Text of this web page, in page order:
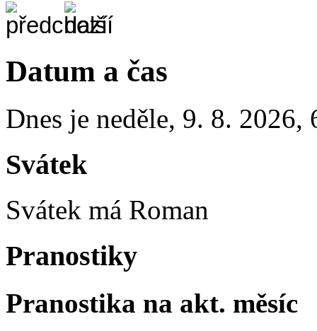
Datum a čas
Dnes je neděle, 9. 8. 2026,
Svátek
Svátek má Roman
Pranostiky
Pranostika na akt. měsíc